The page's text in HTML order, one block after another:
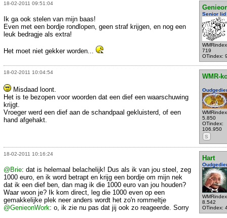
18-02-2011 09:51:04
Senior lid
719
OTindex:
Ik ga ook stelen van mijn baas!
Even met een bordje rondlopen, geen straf krijgen, en nog een
leuk bedragje als extra!
Het moet niet gekker worden...
18-02-2011 10:04:54
WMR-
5.850
OTindex:
106.950
S
Misdaad loont.
Het is te bezopen voor woorden dat een dief een waarschuwing
krijgt.
Vroeger werd een dief aan de schandpaal gekluisterd, of een
hand afgehakt.
18-02-2011 10:16:24
Hart
8.542
OTindex:
@Brie: dat is helemaal belachelijk! Dus als ik van jou steel, zeg
1000 euro, en ik word betrapt en krijg een bordje om mijn nek
dat ik een dief ben, dan mag ik die 1000 euro van jou houden?
Waar woon je? Ik kom direct, leg die 1000 even op een
gemakkelijke plek neer anders wordt het zo'n rommeltje
@GenieonWork: o, ik zie nu pas dat jij ook zo reageerde. Sorry